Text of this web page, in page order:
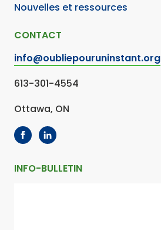
Nouvelles et ressources
CONTACT
info@oubliepouruninstant.org
613-301-4554
Ottawa, ON
INFO-BULLETIN